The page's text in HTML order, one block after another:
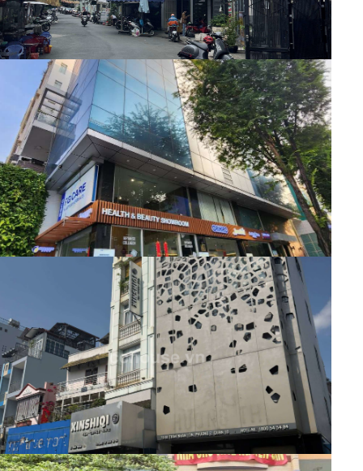
Tòa nhà
Thoả thuận
Mã: 10256Cho thuê toà nhà góc 2 Mặt Tiền số
55 đường Trương Định, Q.3,DT 5.5x25m, hầm
trệt lửng 5 lầu
Mã:10250Cho thuê căn gốc mặt tiền Toà Nhà
78-80 Trần Nhân Tôn Phường Vườn Lài ( Phường
2 Quận 10 cũ )
Nhà phố